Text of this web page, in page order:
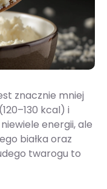
znacznie mniej
kcal) i
energii, ale
białka oraz
twarogu to